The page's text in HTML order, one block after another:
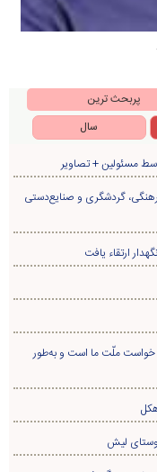
پربحث ترین
سال
مسئولین + تصاویر
گردشگری و صنایع‌دستی
خواست ملّت ما است و به‌طور
لیش